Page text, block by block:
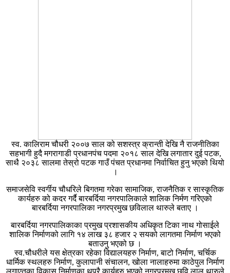
स्व. कालिराम चौधरी २००७ साल को सशस्त्र क्रान्ती देखि नै राजनीतिका
सहभागी हुदै मगरागाडी प्रधानपंच पदमा २०१८ साल देखि लगातार दुई पटक,
साथै २०३८ सालमा तेस्रो पटक गाउँ पंचत प्रधानमा निर्वाचित हुनु भएको थियो
।
समाजसेवि स्वर्गीय चौधरिले बिगतमा गरेका सामाजिक, राजनैतिक र सास्कृतिक
कार्यहरु को कदर गर्दै बारबर्दिया नगरपालिकाले शालिक निर्मण गरिएको
बारबर्दिया नगरपालिका नगरप्रमुख छविलाल थारुले बताए ।
बारबर्दिया नगरपालिकाका प्रमुख प्रशासकीय अधिकृत टिका नाथ गोसाईले
शालिक निर्माणको लागि १४ लाख ३८ हजार २ सयको लागतमा निर्माण भएको
बताउनु भएको छ ।
स्व.चौधरीले यस क्षेत्रका रहेका विद्यालयहरु निर्माण, बाटो निर्माण, चर्चिक
धार्मिक स्थलहरु निर्माण, कुलापानी संचालन, खोला नालाहरुमा काठेपुल निर्माण
लगाएतका विकास निर्माणका थुप्रै कार्यहरु भएको नगरप्रमुख छवि लाल थारुले